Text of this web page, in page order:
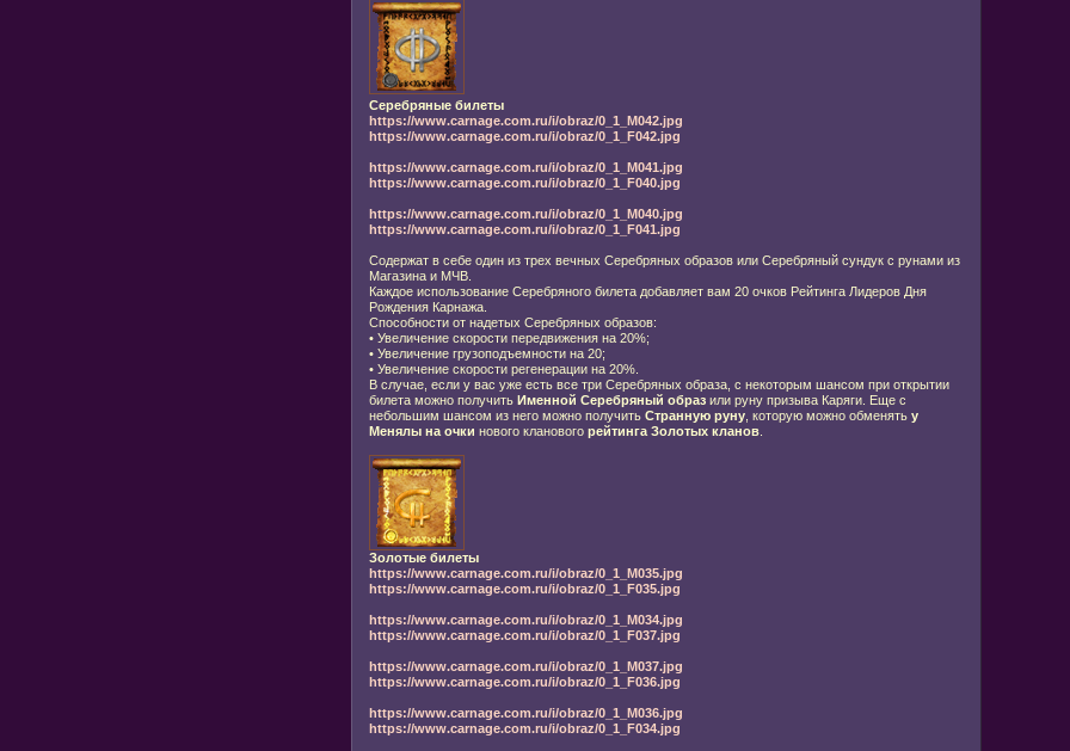
Серебряные билеты
https://www.carnage.com.ru/i/obraz/0_1_M042.jpg
https://www.carnage.com.ru/i/obraz/0_1_F042.jpg
https://www.carnage.com.ru/i/obraz/0_1_M041.jpg
https://www.carnage.com.ru/i/obraz/0_1_F040.jpg
https://www.carnage.com.ru/i/obraz/0_1_M040.jpg
https://www.carnage.com.ru/i/obraz/0_1_F041.jpg
Содержат в себе один из трех вечных Серебряных образов или Серебряный сундук с рунами из
Магазина и МЧВ.
Каждое использование Серебряного билета добавляет вам 20 очков Рейтинга Лидеров Дня
Рождения Карнажа.
Способности от надетых Серебряных образов:
• Увеличение скорости передвижения на 20%;
• Увеличение грузоподъемности на 20;
• Увеличение скорости регенерации на 20%.
В случае, если у вас уже есть все три Серебряных образа, с некоторым шансом при открытии
билета можно получить Именной Серебряный образили руну призыва Каряги. Еще с
небольшим шансом из него можно получить Странную руну, которую можно обменять у
Менялы на очки нового кланового рейтинга Золотых кланов.
Золотые билеты
https://www.carnage.com.ru/i/obraz/0_1_M035.jpg
https://www.carnage.com.ru/i/obraz/0_1_F035.jpg
https://www.carnage.com.ru/i/obraz/0_1_M034.jpg
https://www.carnage.com.ru/i/obraz/0_1_F037.jpg
https://www.carnage.com.ru/i/obraz/0_1_M037.jpg
https://www.carnage.com.ru/i/obraz/0_1_F036.jpg
https://www.carnage.com.ru/i/obraz/0_1_M036.jpg
https://www.carnage.com.ru/i/obraz/0_1_F034.jpg